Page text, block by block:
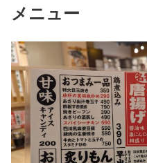
メニュー